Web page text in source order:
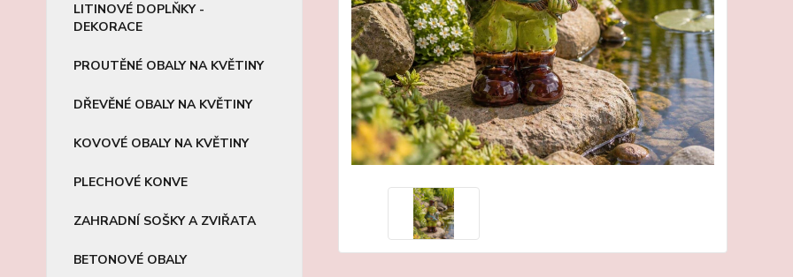
LITINOVÉ DOPLŇKY -
DEKORACE
PROUTĚNÉ OBALY NA KVĚTINY
DŘEVĚNÉ OBALY NA KVĚTINY
KOVOVÉ OBALY NA KVĚTINY
PLECHOVÉ KONVE
ZAHRADNÍ SOŠKY A ZVIŘATA
BETONOVÉ OBALY